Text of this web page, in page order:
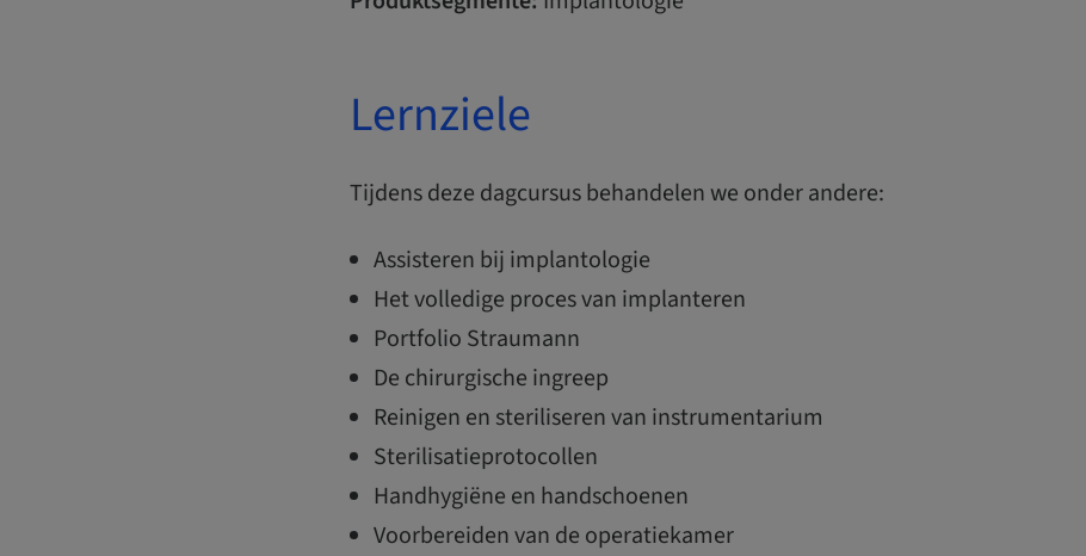
Lernziele
Tijdens deze dagcursus behandelen we onder andere:
Assisteren bij implantologie
Het volledige proces van implanteren
Portfolio Straumann
De chirurgische ingreep
Reinigen en steriliseren van instrumentarium
Sterilisatieprotocollen
Handhygiëne en handschoenen
Voorbereiden van de operatiekamer